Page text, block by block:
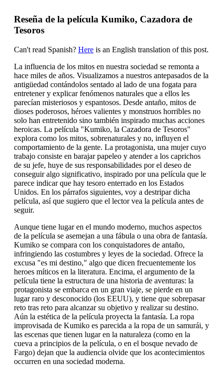
Reseña de la película Kumiko, Cazadora de
Tesoros
Can't read Spanish? Here is an English translation of this post.
La influencia de los mitos en nuestra sociedad se remonta a
hace miles de años. Visualizamos a nuestros antepasados de la
antigüedad contándolos sentado al lado de una fogata para
entretener y explicar fenómenos naturales que a ellos les
parecían misteriosos y espantosos. Desde antaño, mitos de
dioses poderosos, héroes valientes y monstruos horribles no
solo han entretenido sino también inspirado muchas acciones
heroicas. La película "Kumiko, la Cazadora de Tesoros"
explora como los mitos, sobrenaturales y no, influyen el
comportamiento de la gente. La protagonista, una mujer cuyo
trabajo consiste en barajar papeleo y atender a los caprichos
de su jefe, huye de sus responsabilidades por el deseo de
conseguir algo significativo, inspirado por una película que le
parece indicar que hay tesoro enterrado en los Estados
Unidos. En los párrafos siguientes, voy a destripar dicha
película, así que sugiero que el lector vea la película antes de
seguir.
Aunque tiene lugar en el mundo moderno, muchos aspectos
de la película se asemejan a una fábula o una obra de fantasía.
Kumiko se compara con los conquistadores de antaño,
infringiendo las costumbres y leyes de la sociedad. Ofrece la
excusa "es mi destino," algo que dicen frecuentemente los
heroes míticos en la literatura. Encima, el argumento de la
película tiene la estructura de una historia de aventuras: la
protagonista se embarca en un gran viaje, se pierde en un
lugar raro y desconocido (los EEUU), y tiene que sobrepasar
reto tras reto para alcanzar su objetivo y realizar su destino.
Aún la estética de la película proyecta la fantasía. La ropa
improvisada de Kumiko es parecida a la ropa de un samurái, y
las escenas que tienen lugar en la naturaleza (como en la
cueva a principios de la película, o en el bosque nevado de
Fargo) dejan que la audiencia olvide que los acontecimientos
occurren en una sociedad moderna.